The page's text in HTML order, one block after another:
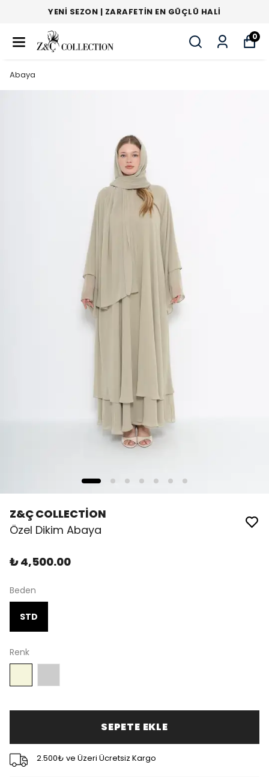
YENI SEZON | ZARAFETIN EN GÜÇLÜ HALI
0
Abaya
Z&Ç COLLECTİON
Özel Dikim Abaya
₺ 4,500.00
Beden
STD
Renk
SEPETE EKLE
2.500₺ ve Üzeri Ücretsiz Kargo